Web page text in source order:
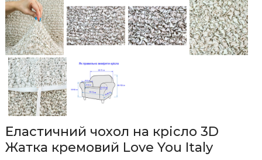
Еластичний чохол на крісло 3D
Жатка кремовий Love You Italy